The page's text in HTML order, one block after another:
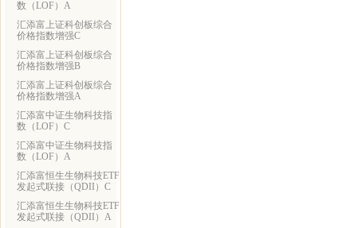
数（LOF）A
汇添富上证科创板综合
价格指数增强C
汇添富上证科创板综合
价格指数增强B
汇添富上证科创板综合
价格指数增强A
汇添富中证生物科技指
数（LOF）C
汇添富中证生物科技指
数（LOF）A
汇添富恒生生物科技ETF
发起式联接（QDII）C
汇添富恒生生物科技ETF
发起式联接（QDII）A